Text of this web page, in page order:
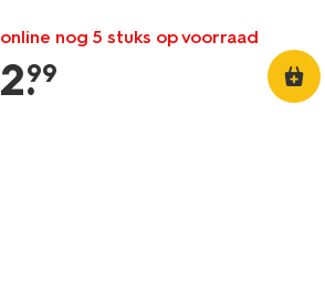
online nog 5 stuks op voorraad
2.
99